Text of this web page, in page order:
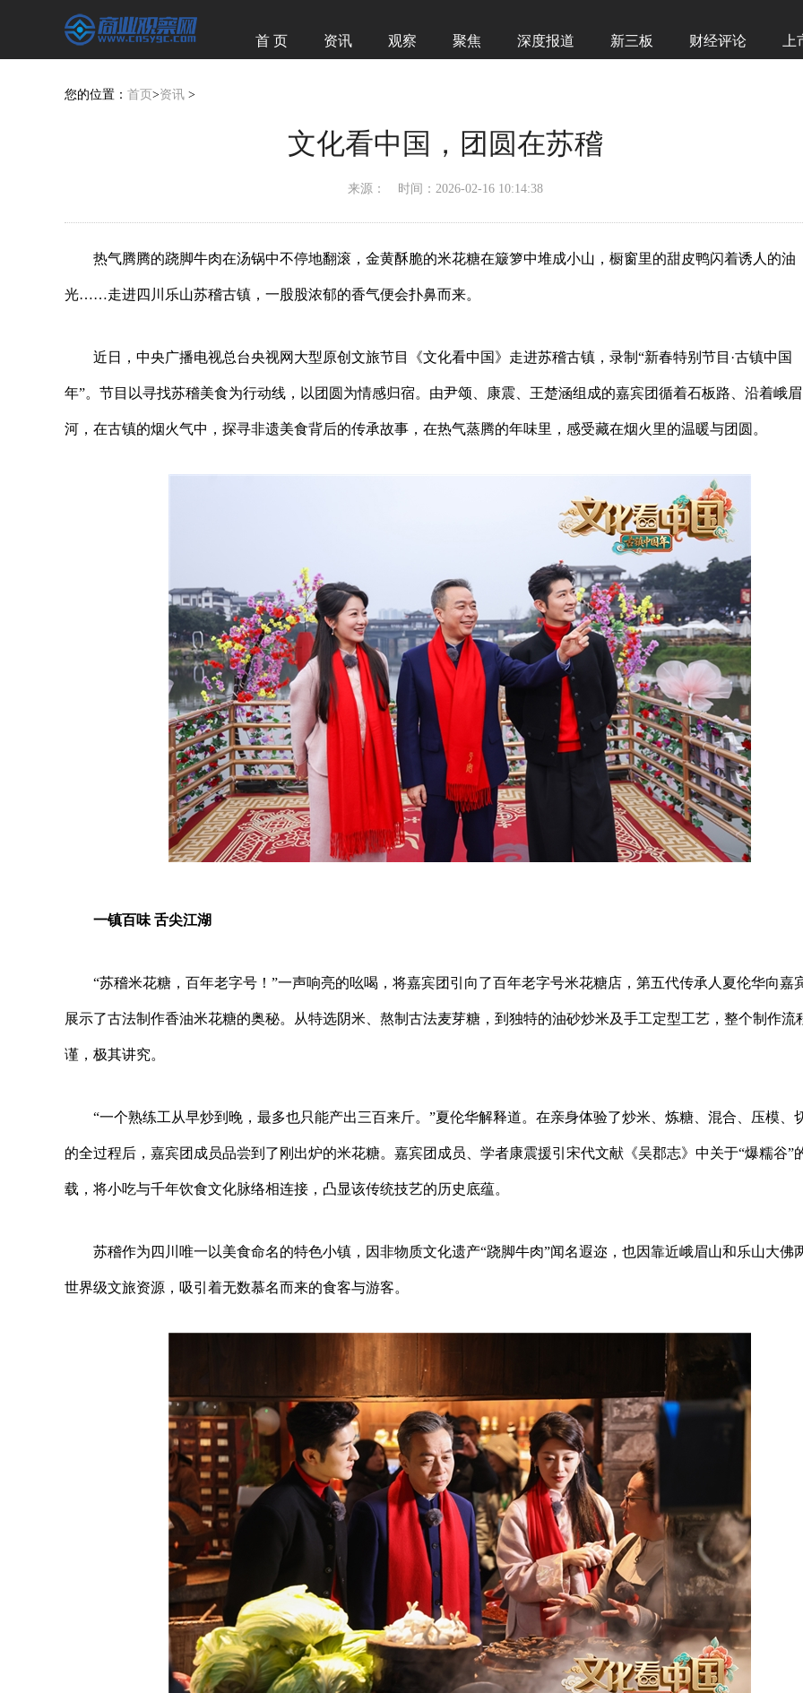
首 页 资讯 观察 聚焦 深度报道 新三板 财经评论
您的位置： 首页 >资讯 >
文化看中国，团圆在苏稽
来源： 时间：2026-02-16 10:14:38
热气腾腾的跷脚牛肉在汤锅中不停地翻滚，金黄酥脆的米花糖在簸箩中堆成小山，橱窗里的甜皮鸭闪着诱人的油
光……走进四川乐山苏稽古镇，一股股浓郁的香气便会扑鼻而来。
近日，中央广播电视总台央视网大型原创文旅节目《文化看中国》走进苏稽古镇，录制“新春特别节目·古镇中国
年”。节目以寻找苏稽美食为行动线，以团圆为情感归宿。由尹颂、康震、王楚涵组成的嘉宾团循着石板路、沿着峨眉
河，在古镇的烟火气中，探寻非遗美食背后的传承故事，在热气蒸腾的年味里，感受藏在烟火里的温暖与团圆。
一镇百味 舌尖江湖
“苏稽米花糖，百年老字号！”一声响亮的吆喝，将嘉宾团引向了百年老字号米花糖店，第五代传承人夏伦华向嘉
展示了古法制作香油米花糖的奥秘。从特选阴米、熬制古法麦芽糖，到独特的油砂炒米及手工定型工艺，整个制作流
谨，极其讲究。
“一个熟练工从早炒到晚，最多也只能产出三百来斤。”夏伦华解释道。在亲身体验了炒米、炼糖、混合、压模、
的全过程后，嘉宾团成员品尝到了刚出炉的米花糖。嘉宾团成员、学者康震援引宋代文献《吴郡志》中关于“爆糯谷”
载，将小吃与千年饮食文化脉络相连接，凸显该传统技艺的历史底蕴。
苏稽作为四川唯一以美食命名的特色小镇，因非物质文化遗产“跷脚牛肉”闻名遐迩，也因靠近峨眉山和乐山大佛
世界级文旅资源，吸引着无数慕名而来的食客与游客。